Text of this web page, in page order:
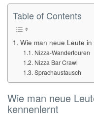
Table of Contents
Wie man neue Leute
Nizza-Wandertouren
Nizza Bar Crawl
Sprachaustausch
Wie man neue
kennenlernt